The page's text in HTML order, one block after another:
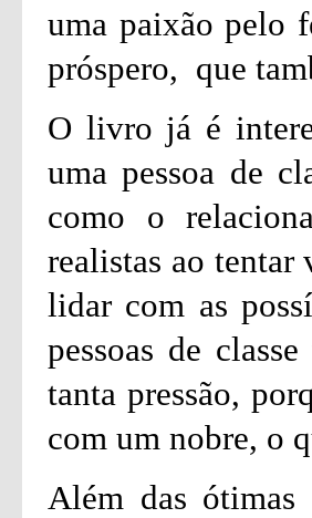
uma paixão pelo
próspero, que
O livro já é
uma pessoa de
como o
realistas ao tentar
lidar com as
pessoas de
tanta pressão,
com um nobre, o
Além das